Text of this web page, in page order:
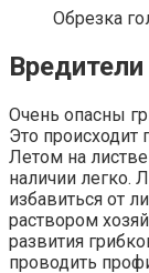
Обрезка
Очень опасны
Это происходит
Летом на
наличии легко.
избавиться от
раствором
развития
проводить